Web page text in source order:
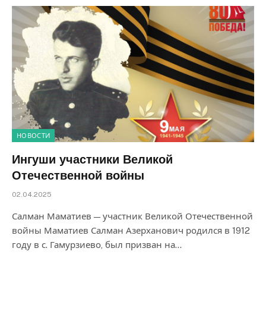
НОВОСТИ
Ингуши участники Великой
Отечественной войны
02.04.2025
Салман Маматиев — участник Великой Отечественной
войны Маматиев Салман Азерханович родился в 1912
году в с. Гамурзиево, был призван на…